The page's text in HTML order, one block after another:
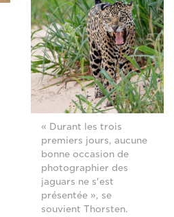
« Durant les trois
premiers jours, aucune
bonne occasion de
photographier des
jaguars ne s'est
présentée », se
souvient Thorsten.